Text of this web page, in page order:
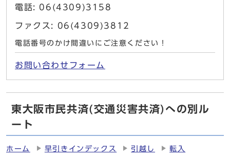
電話: 06(4309)3158
ファクス: 06(4309)3812
電話番号のかけ間違いにご注意ください！
お問い合わせフォーム
東大阪市民共済(交通災害共済)への別ル
ート
ホーム 早引きインデックス 引越し 転入